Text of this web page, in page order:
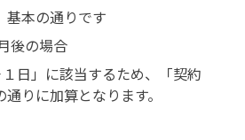
本の通りです
後の場合
日」に該当するため、「契約
りに加算となります。